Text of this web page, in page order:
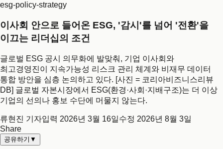
esg-policy-strategy
이사회 안으로 들어온 ESG, '감시'를 넘어 '전환'을
이끄는 리더십의 조건
글로벌 ESG 공시 의무화에 발맞춰, 기업 이사회와
최고경영진이 지속가능성 리스크 관리 체계와 비재무 데이터
통합 방안을 심층 논의하고 있다. [사진 = 코리아비즈니스리뷰
DB] 글로벌 자본시장에서 ESG(환경·사회·지배구조)는 더 이상
기업의 선의나 홍보 수단에 머물지 않는다.
류현진 기자입력 2026년 3월 16일수정 2026년 8월 3일
Share
공유하기 ▼